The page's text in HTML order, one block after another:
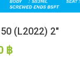
(L2022) 2″
฿